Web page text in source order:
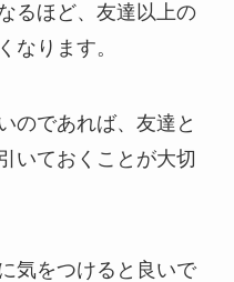
るほど、友達以上の
なります。
のであれば、友達と
いておくことが大切
気をつけると良いで